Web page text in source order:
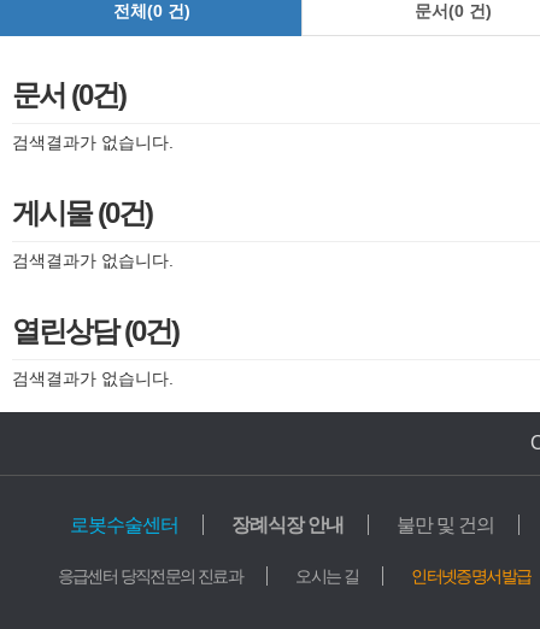
전체(0 건) 문서(0 건)
문서 (0건)
검색결과가 없습니다.
게시물 (0건)
검색결과가 없습니다.
열린상담 (0건)
검색결과가 없습니다.
의료기관
가톨릭중앙의료원
교육기관
학교법인 가
로봇수술센터 장례식장 안내 불만 및 건의
응급센터 당직전문의 진료과 오시는 길 인터넷증명서발급